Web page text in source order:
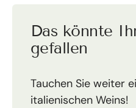
Das könnte
gefallen
Tauchen Sie weiter
italienischen Weins!